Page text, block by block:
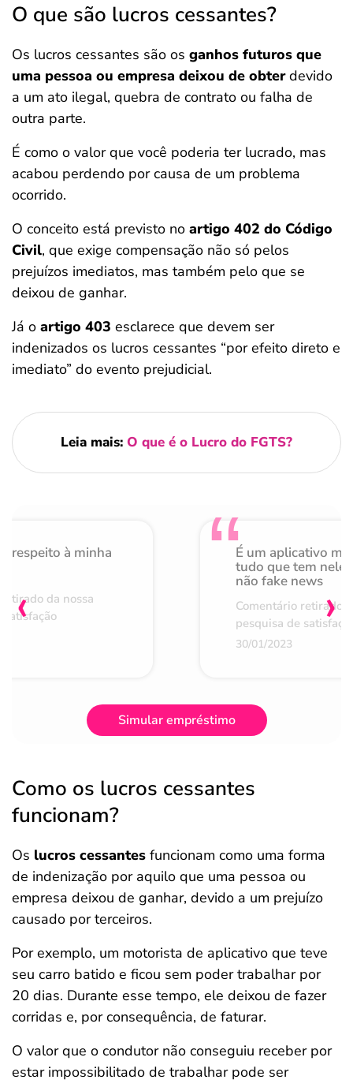
O que são lucros cessantes?
Os lucros cessantes são os ganhos futuros que
uma pessoa ou empresa deixou de obterdevido
a um ato ilegal, quebra de contrato ou falha de
outra parte.
É como o valor que você poderia ter lucrado, mas
acabou perdendo por causa de um problema
ocorrido.
O conceito está previsto no artigo 402 do Código
Civil, que exige compensação não só pelos
prejuízos imediatos, mas também pelo que se
deixou de ganhar.
Já o artigo 403 esclarece que devem ser
indenizados os lucros cessantes “por efeito direto e
imediato” do evento prejudicial.
Leia mais: O que é o Lucro do FGTS?
respeito à minha
da nossa
É um aplicativo
tudo que tem nele
não fake news
Comentário retirado
pesquisa de
30/01/2023
‹ ›
Simular empréstimo
Como os lucros cessantes
funcionam?
Os lucros cessantes funcionam como uma forma
de indenização por aquilo que uma pessoa ou
empresa deixou de ganhar, devido a um prejuízo
causado por terceiros.
Por exemplo, um motorista de aplicativo que teve
seu carro batido e ficou sem poder trabalhar por
20 dias. Durante esse tempo, ele deixou de fazer
corridas e, por consequência, de faturar.
O valor que o condutor não conseguiu receber por
estar impossibilitado de trabalhar pode ser